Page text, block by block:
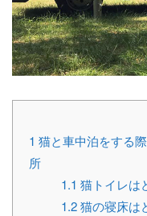
1 猫と車中泊をする
所
1.1 猫トイレは
1.2猫の寝床は